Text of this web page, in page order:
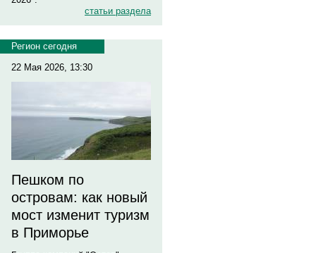
статьи раздела
Регион сегодня
22 Мая 2026, 13:30
Пешком по
островам: как новый
мост изменит туризм
в Приморье